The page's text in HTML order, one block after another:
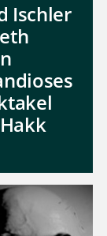
Ischler